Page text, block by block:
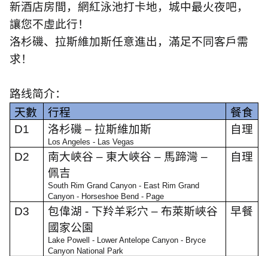
新酒店房間，網紅泳池打卡地，城中最火夜吧，
讓您不虛此行！
洛杉磯、拉斯維加斯任意進出，滿足不同客戶需
求！
路线简介：
天數
行程
餐食
D1
洛杉磯– 拉斯維加斯
Los Angeles - Las Vegas
自理
D2 南大峽谷– 東大峽谷– 馬蹄灣–
佩吉
South Rim Grand Canyon - East Rim Grand
Canyon - Horseshoe Bend - Page
自理
D3 包偉湖 - 下羚羊彩穴–布萊斯峽谷
國家公園
Lake Powell - Lower Antelope Canyon - Bryce
Canyon National Park
早餐